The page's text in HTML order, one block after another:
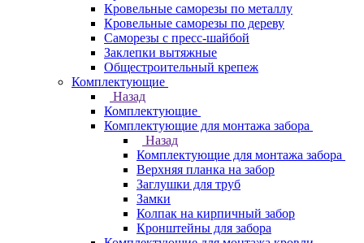
Кровельные саморезы по металлу
Кровельные саморезы по дереву
Саморезы с пресс-шайбой
Заклепки вытяжные
Общестроительный крепеж
Комплектующие
Назад
Комплектующие
Комплектующие для монтажа забора
Назад
Комплектующие для монтажа забора
Верхняя планка на забор
Заглушки для труб
Замки
Колпак на кирпичный забор
Кронштейны для забора